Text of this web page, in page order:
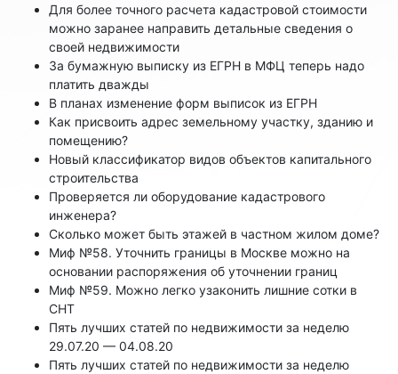
Для более точного расчета кадастровой стоимости
можно заранее направить детальные сведения о
своей недвижимости
За бумажную выписку из ЕГРН в МФЦ теперь надо
платить дважды
В планах изменение форм выписок из ЕГРН
Как присвоить адрес земельному участку, зданию и
помещению?
Новый классификатор видов объектов капитального
строительства
Проверяется ли оборудование кадастрового
инженера?
Сколько может быть этажей в частном жилом доме?
Миф №58. Уточнить границы в Москве можно на
основании распоряжения об уточнении границ
Миф №59. Можно легко узаконить лишние сотки в
СНТ
Пять лучших статей по недвижимости за неделю
29.07.20 — 04.08.20
Пять лучших статей по недвижимости за неделю